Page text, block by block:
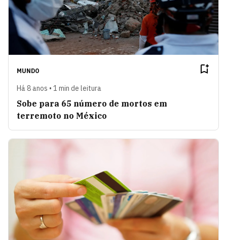
MUNDO
Há 8 anos • 1 min de leitura
Sobe para 65 número de mortos em
terremoto no México